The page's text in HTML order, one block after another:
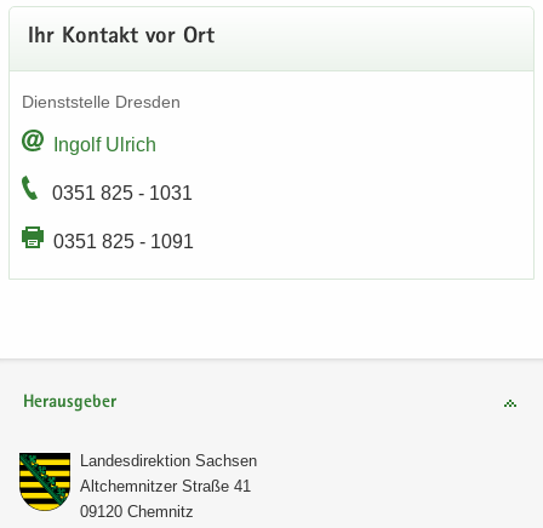
Ihr Kon­takt vor Ort
Dienst­stel­le Dres­den
In­golf Ul­rich
0351 825 - 1031
0351 825 - 1091
Herausgeber
Lan­des­di­rek­ti­on Sach­sen
Alt­chem­nit­zer Stra­ße 41
09120 Chem­nitz